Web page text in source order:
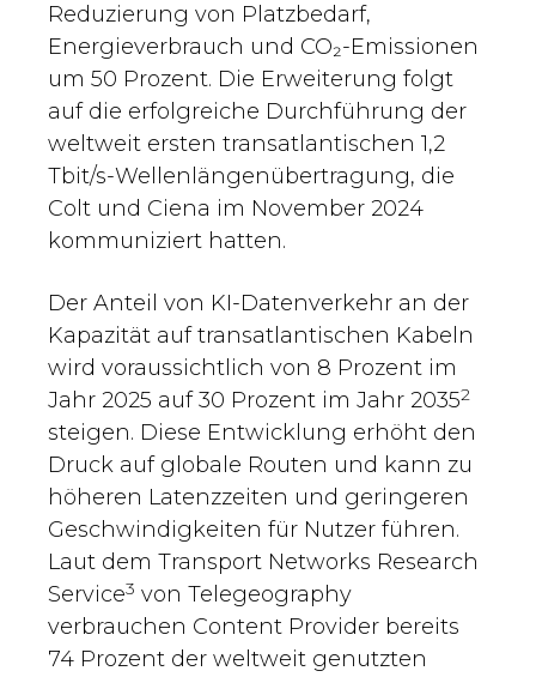
Reduzierung von Platzbedarf,
Energieverbrauch und CO₂-Emissionen
um 50 Prozent. Die Erweiterung folgt
auf die erfolgreiche Durchführung der
weltweit ersten transatlantischen 1,2
Tbit/s-Wellenlängenübertragung, die
Colt und Ciena im November 2024
kommuniziert hatten.
Der Anteil von KI-Datenverkehr an der
Kapazität auf transatlantischen Kabeln
wird voraussichtlich von 8 Prozent im
Jahr 2025 auf 30 Prozent im Jahr 20352
steigen. Diese Entwicklung erhöht den
Druck auf globale Routen und kann zu
höheren Latenzzeiten und geringeren
Geschwindigkeiten für Nutzer führen.
Laut dem Transport Networks Research
Service3 von Telegeography
verbrauchen Content Provider bereits
74 Prozent der weltweit genutzten